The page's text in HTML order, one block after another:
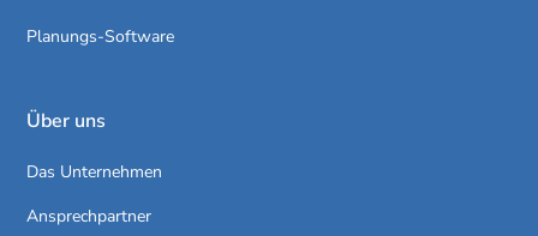
Planungs-Software
Über uns
Das Unternehmen
Ansprechpartner